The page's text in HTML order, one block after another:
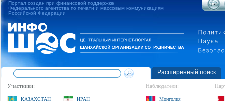
Портал создан при финансовой поддержке
Федерального агентства по печати и массовым коммуникациям
Российской Федерации
Расширенный поиск
Участники:
КАЗАХСТАН
ИРАН
Наблюдатели:
Монголия